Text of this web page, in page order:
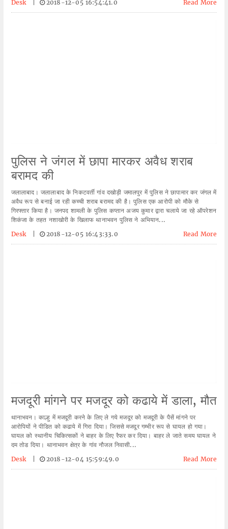
Desk
2018-12-05 16:54:41.0 Read More
पुलिस ने जंगल में छापा मारकर अवैध शराब
बरामद की
जलालाबाद। जलालाबाद के निकटवर्ती गांव दखोड़ी जमालपुर में पुलिस ने छापामार कर जंगल में
अवैध रूप से बनाई जा रही कच्ची शराब बरामद की है। पुलिस एक आरोपी को मौके से
गिरफ्तार किया है। जनपद शामली के पुलिस कप्तान अजय कुमार द्वारा चलाये जा रहे ऑपरेशन
शिकंजा के तहत नशाखोरी के खिलाफ थानाभवन पुलिस ने अभियान...
Desk
2018-12-05 16:43:33.0 Read More
मजदूरी मांगने पर मजदूर को कढाये में डाला, मौत
थानाभवन। काल्हु में मजदूरी करने के लिए ले गये मजदूर को मजदूरी के पैसें मांगने पर
आरोपियों ने पीडित को कढाये में गिरा दिया। जिससे मजदूर गम्भीर रूप से घायल हो गया।
घायल को स्थानीय चिकित्सकों ने बाहर के लिए रैफर कर दिया। बाहर ले जाते समय घायल ने
दम तोड दिया। थानाभवन क्षेत्र के गांव नौजल निवासी...
Desk
2018-12-04 15:59:49.0 Read More